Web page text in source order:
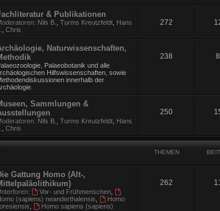
& Publikationen
Nils B. Turms Kreutzfeldt Hans
Chris
272
Naturwissenschaften,
Palaeobotanik und alle
Hilfswissenschaften, sowie
innerhalb der
238
Sammlungen &
Nils B. Turms Kreutzfeldt Hans
Chris
250
THEMEN
Gattung Homo (Alt-,
Vor- und Frühmenschen,
(sapiens) neanderthalensis
Homo
Homo sapiens (sapiens)
262